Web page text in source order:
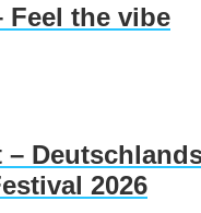
Feel the vibe
2026